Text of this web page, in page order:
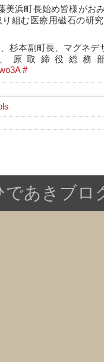
美浜町長始め皆様がお
組む医療用磁石の研
杉本副町長、マグネデ
原取締役総務
#
であきブロ